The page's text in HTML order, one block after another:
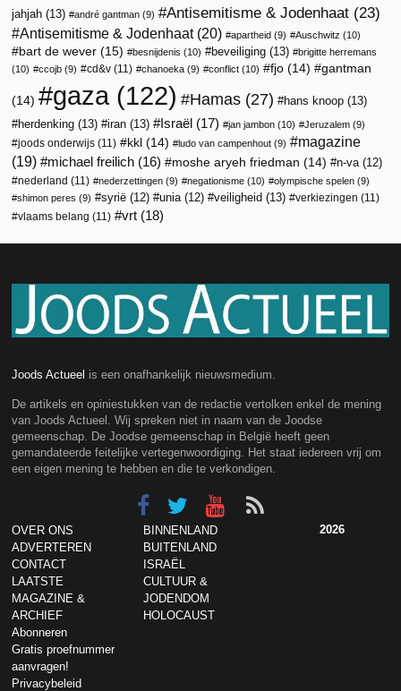
jahjah (13) andré gantman (9) Antisemitisme & Jodenhaat (23)
Antisemitisme & Jodenhaat(20) apartheid (9) Auschwitz (10)
bart de wever (15) besnijdenis (10) beveiliging (13)
brigitte herremans
(10)
ccojb (9) cd&v (11) chanoeka (9) conflict (10) fjo (14) gantman
(14) gaza (122) Hamas (27) hans knoop (13)
herdenking (13) iran (13) Israël (17) jan jambon (10) Jeruzalem (9)
joods onderwijs (11) kkl (14) ludo van campenhout (9)
magazine
(19)
michael freilich (16) moshe aryeh friedman (14) n-va (12)
nederland (11) nederzettingen (9) negationisme (10) olympische spelen (9)
shimon peres (9) syrië (12) unia (12) veiligheid (13) verkiezingen (11)
vlaams belang (11) vrt (18)
Joods Actueel is een onafhankelijk nieuwsmedium.
De artikels en opiniestukken van de redactie vertolken enkel de mening
van Joods Actueel. Wij spreken niet in naam van de Joodse
gemeenschap. De Joodse gemeenschap in België heeft geen
gemandateerde feitelijke vertegenwoordiging. Het staat iedereen vrij om
een eigen mening te hebben en die te verkondigen.
OVER ONS
ADVERTEREN
CONTACT
LAATSTE
MAGAZINE &
ARCHIEF
Abonneren
Gratis proefnummer
aanvragen!
Privacybeleid
BINNENLAND
BUITENLAND
ISRAËL
CULTUUR &
JODENDOM
HOLOCAUST
2026